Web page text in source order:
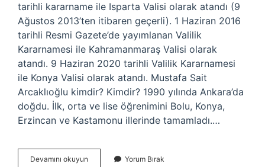
tarihli kararname ile Isparta Valisi olarak atandı (9
Ağustos 2013’ten itibaren geçerli). 1 Haziran 2016
tarihli Resmi Gazete’de yayımlanan Valilik
Kararnamesi ile Kahramanmaraş Valisi olarak
atandı. 9 Haziran 2020 tarihli Valilik Kararnamesi
ile Konya Valisi olarak atandı. Mustafa Sait
Arcaklıoğlu kimdir? Kimdir? 1990 yılında Ankara’da
doğdu. İlk, orta ve lise öğrenimini Bolu, Konya,
Erzincan ve Kastamonu illerinde tamamladı.…
Devamını okuyun Yorum Bırak